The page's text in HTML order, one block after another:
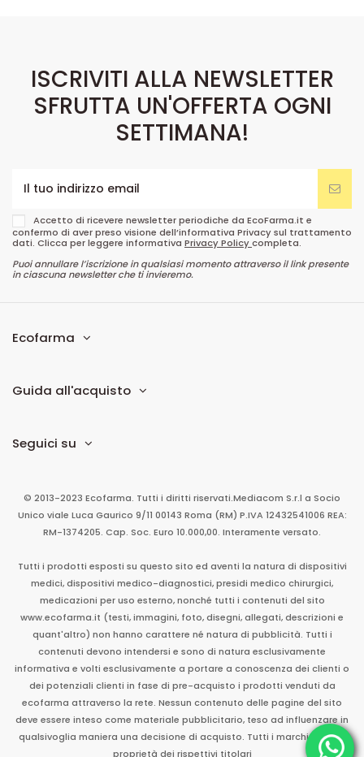
ISCRIVITI ALLA NEWSLETTER
SFRUTTA UN'OFFERTA OGNI
SETTIMANA!
Accetto di ricevere newsletter periodiche da EcoFarma.it e
confermo di aver preso visione dell’informativa Privacy sul trattamento
dati. Clicca per leggere informativa Privacy Policycompleta.
Puoi annullare l’iscrizione in qualsiasi momento attraverso il link presente
in ciascuna newsletter che ti invieremo.
Ecofarma
Guida all'acquisto
Seguici su
© 2013-2023 Ecofarma. Tutti i diritti riservati.Mediacom S.r.l a Socio
Unico viale Luca Gaurico 9/11 00143 Roma (RM) P.IVA 12432541006 REA:
RM-1374205. Cap. Soc. Euro 10.000,00. Interamente versato.
Tutti i prodotti esposti su questo sito ed aventi la natura di dispositivi
medici, dispositivi medico-diagnostici, presidi medico chirurgici,
medicazioni per uso esterno, nonché tutti i contenuti del sito
www.ecofarma.it (testi, immagini, foto, disegni, allegati, descrizioni e
quant'altro) non hanno carattere né natura di pubblicità. Tutti i
contenuti devono intendersi e sono di natura esclusivamente
informativa e volti esclusivamente a portare a conoscenza dei clienti o
dei potenziali clienti in fase di pre-acquisto i prodotti venduti da
ecofarma attraverso la rete. Nessun contenuto delle pagine del sito
deve essere inteso come materiale pubblicitario, teso ad influenzare in
qualsivoglia maniera una decisione di acquisto. Tutti i marchi sono di
proprietà dei rispettivi titolari